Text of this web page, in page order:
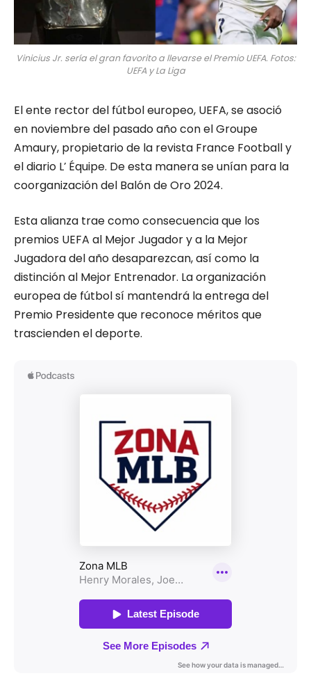
Vinicius Jr. sería el gran favorito a llevarse el Premio UEFA. Fotos:
UEFA y La Liga
El ente rector del fútbol europeo, UEFA, se asoció
en noviembre del pasado año con el Groupe
Amaury, propietario de la revista France Football y
el diario L’ Équipe. De esta manera se unían para la
coorganización del Balón de Oro 2024.
Esta alianza trae como consecuencia que los
premios UEFA al Mejor Jugador y a la Mejor
Jugadora del año desaparezcan, así como la
distinción al Mejor Entrenador. La organización
europea de fútbol sí mantendrá la entrega del
Premio Presidente que reconoce méritos que
trascienden el deporte.